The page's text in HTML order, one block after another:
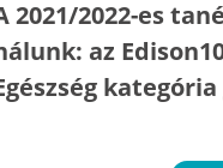
2021/2022-es
az